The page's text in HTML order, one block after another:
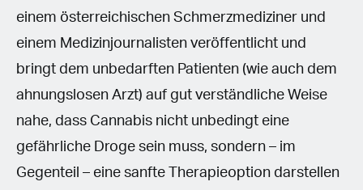
einem österreichischen Schmerzmediziner und
einem Medizinjournalisten veröffentlicht und
bringt dem unbedarften Patienten (wie auch dem
ahnungslosen Arzt) auf gut verständliche Weise
nahe, dass Cannabis nicht unbedingt eine
gefährliche Droge sein muss, sondern – im
Gegenteil – eine sanfte Therapieoption darstellen